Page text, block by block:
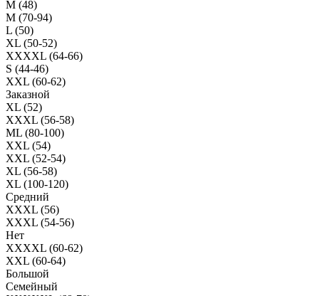
M (48)
M (70-94)
L (50)
XL (50-52)
XXXXL (64-66)
S (44-46)
XXL (60-62)
Заказной
XL (52)
XXXL (56-58)
ML (80-100)
XXL (54)
XXL (52-54)
XL (56-58)
XL (100-120)
Средний
XXXL (56)
XXXL (54-56)
Нет
XXXXL (60-62)
XXL (60-64)
Большой
Семейный